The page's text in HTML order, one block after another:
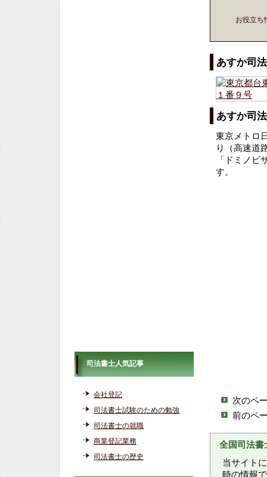
お役立ち
あすか司
あすか司
東京メトロ
り（高速道
「ドミノピ
す。
次のペ
前のペ
全国司法書
当サイト
時の情報
司法書士人気記事
会社登記
司法書士試験のための勉強
司法書士の就職
商業登記業務
司法書士の歴史